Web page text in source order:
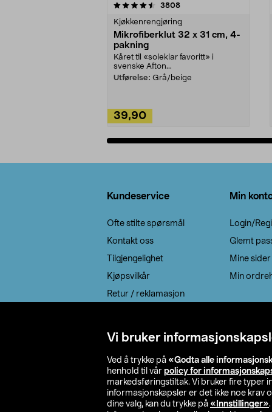
Vi bruker
Ved å trykke på «Godta alle
henhold til vår policy for
markedsføringstiltak. Vi bruker fire typer
informasjonskapsler er det ikke noe krav
dine valg, kan du trykke på «Innstillinger»
3808anmeldelser
Kjøkkenrengjøring
Mikrofiberklut 32 x 31 cm, 4-
pakning
Kåret til «soleklar favoritt» i
svenske Afton...
Utførelse: Grå/beige
39,90
4.5av 5 stjerner
Kundeservice
Ofte stilte spørsmål
Kontakt oss
Tilgjengelighet
Kjøpsvilkår
Retur / reklamasjon
Min
Login/
Glemt
Mine sider
Min